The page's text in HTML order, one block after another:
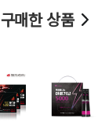
매한 상품